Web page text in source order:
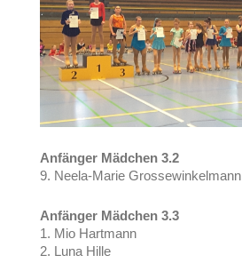
Anfänger Mädchen 3.2
9. Neela-Marie Grossewinkelmann
Anfänger Mädchen 3.3
1. Mio Hartmann
2. Luna Hille